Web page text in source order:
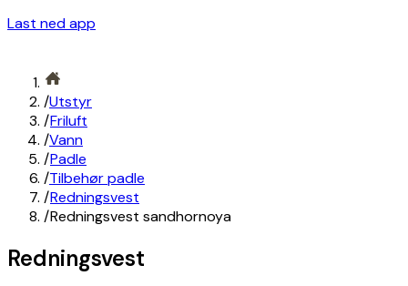
Last ned app
/Utstyr
/Friluft
/Vann
/Padle
/Tilbehør padle
/Redningsvest
/Redningsvest sandhornoya
Redningsvest